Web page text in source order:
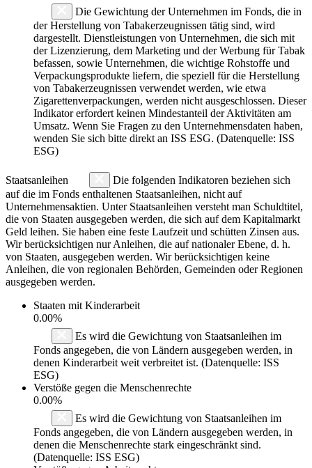
Die Gewichtung der Unternehmen im Fonds, die in
der Herstellung von Tabakerzeugnissen tätig sind, wird
dargestellt. Dienstleistungen von Unternehmen, die sich mit
der Lizenzierung, dem Marketing und der Werbung für Tabak
befassen, sowie Unternehmen, die wichtige Rohstoffe und
Verpackungsprodukte liefern, die speziell für die Herstellung
von Tabakerzeugnissen verwendet werden, wie etwa
Zigarettenverpackungen, werden nicht ausgeschlossen. Dieser
Indikator erfordert keinen Mindestanteil der Aktivitäten am
Umsatz. Wenn Sie Fragen zu den Unternehmensdaten haben,
wenden Sie sich bitte direkt an ISS ESG. (Datenquelle: ISS
ESG)
Staatsanleihen
Die folgenden Indikatoren beziehen sich
auf die im Fonds enthaltenen Staatsanleihen, nicht auf
Unternehmensaktien. Unter Staatsanleihen versteht man Schuldtitel,
die von Staaten ausgegeben werden, die sich auf dem Kapitalmarkt
Geld leihen. Sie haben eine feste Laufzeit und schütten Zinsen aus.
Wir berücksichtigen nur Anleihen, die auf nationaler Ebene, d. h.
von Staaten, ausgegeben werden. Wir berücksichtigen keine
Anleihen, die von regionalen Behörden, Gemeinden oder Regionen
ausgegeben werden.
Staaten mit Kinderarbeit
0.00%
Es wird die Gewichtung von Staatsanleihen im
Fonds angegeben, die von Ländern ausgegeben werden, in
denen Kinderarbeit weit verbreitet ist. (Datenquelle: ISS
ESG)
Verstöße gegen die Menschenrechte
0.00%
Es wird die Gewichtung von Staatsanleihen im
Fonds angegeben, die von Ländern ausgegeben werden, in
denen die Menschenrechte stark eingeschränkt sind.
(Datenquelle: ISS ESG)